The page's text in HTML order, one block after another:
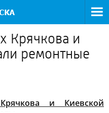
Крячкова и
ремонтные
и Киевской